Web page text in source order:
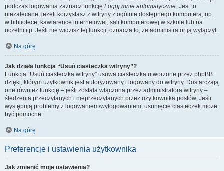
podczas logowania zaznacz funkcję Loguj mnie automatycznie. Jest to
niezalecane, jeżeli korzystasz z witryny z ogólnie dostępnego komputera, np.
w bibliotece, kawiarence internetowej, sali komputerowej w szkole lub na
uczelni itp. Jeśli nie widzisz tej funkcji, oznacza to, że administrator ją wyłączył.
Na górę
Jak działa funkcja “Usuń ciasteczka witryny”?
Funkcja “Usuń ciasteczka witryny” usuwa ciasteczka utworzone przez phpBB
dzięki, którym użytkownik jest autoryzowany i logowany do witryny. Dostarczają
one również funkcję – jeśli została włączona przez administratora witryny –
śledzenia przeczytanych i nieprzeczytanych przez użytkownika postów. Jeśli
występują problemy z logowaniem/wylogowaniem, usunięcie ciasteczek może
być pomocne.
Na górę
Preferencje i ustawienia użytkownika
Jak zmienić moje ustawienia?